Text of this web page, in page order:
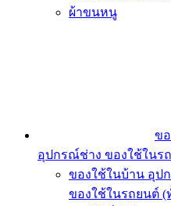
ผ้าขนหนู
ข
อุปกรณ์ช่าง ของใช้ในร
ของใช้ในบ้าน อุป
ของใช้ในรถยนต์ (